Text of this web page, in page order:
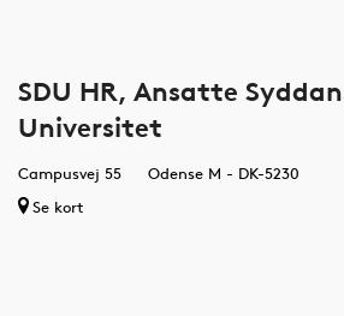
SDU HR, Ansatte
Universitet
Campusvej 55
Odense M - DK-5230
Se kort